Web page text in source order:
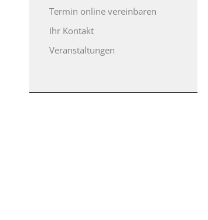
Termin online vereinbaren
Ihr Kontakt
Veranstaltungen